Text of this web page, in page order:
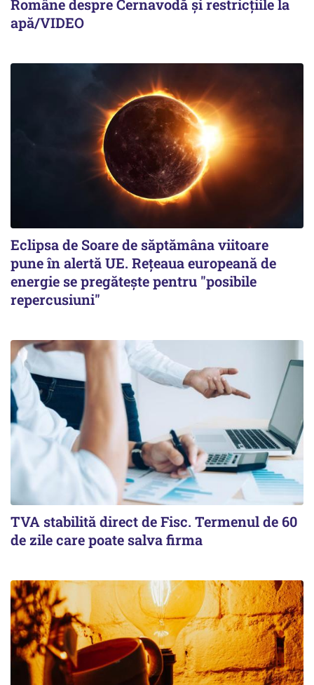
Române despre Cernavodă și restricțiile la
apă/VIDEO
Eclipsa de Soare de săptămâna viitoare
pune în alertă UE. Rețeaua europeană de
energie se pregătește pentru "posibile
repercusiuni"
TVA stabilită direct de Fisc. Termenul de 60
de zile care poate salva firma